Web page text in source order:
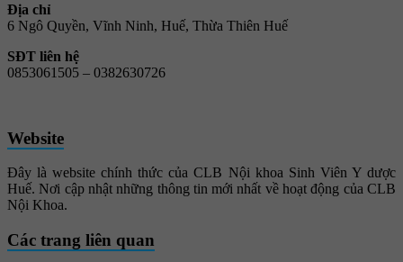
Địa chỉ
6 Ngô Quyền, Vĩnh Ninh, Huế, Thừa Thiên Huế
SĐT liên hệ
0853061505 – 0382630726
Website
Đây là website chính thức của CLB Nội khoa Sinh Viên Y dược
Huế. Nơi cập nhật những thông tin mới nhất về hoạt động của CLB
Nội Khoa.
Các trang liên quan